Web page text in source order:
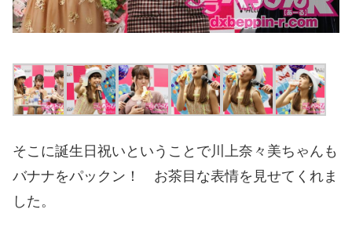
そこに誕生日祝いということで川上奈々美ちゃんも
バナナをパックン！ お茶目な表情を見せてくれま
した。